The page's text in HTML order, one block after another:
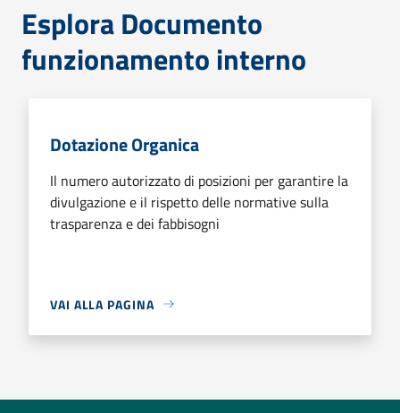
Esplora Documento
funzionamento interno
Dotazione Organica
Il numero autorizzato di posizioni per garantire la
divulgazione e il rispetto delle normative sulla
trasparenza e dei fabbisogni
VAI ALLA PAGINA